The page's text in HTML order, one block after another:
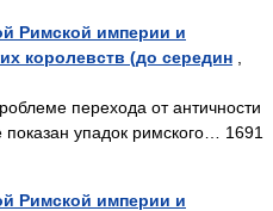
Римской империи и
королевств (до середин
перехода от античности
упадок римского… 1691
Римской империи и